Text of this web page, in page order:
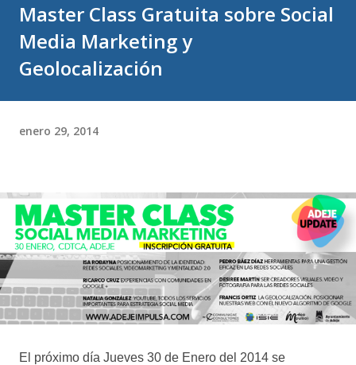
Master Class Gratuita sobre Social
Media Marketing y
Geolocalización
enero 29, 2014
El próximo día Jueves 30 de Enero del 2014 se